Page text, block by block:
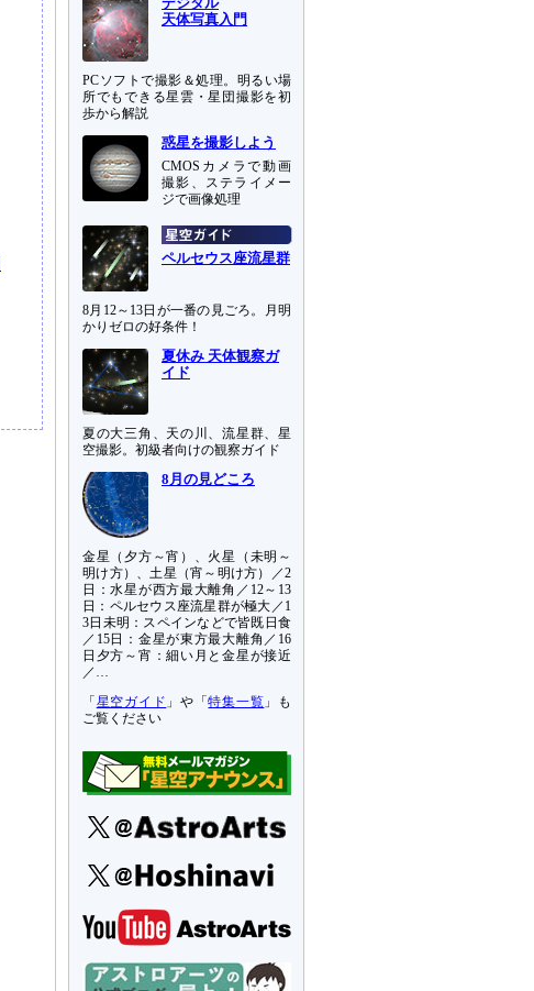
デジタル
天体写真入門
PCソフトで撮影＆処理。明るい場
所でもできる星雲・星団撮影を初
歩から解説
惑星を撮影しよう
CMOSカメラで動画
撮影、ステライメー
ジで画像処理
ペルセウス座流星群
8月12～13日が一番の見ごろ。月明
かりゼロの好条件！
夏休み 天体観察ガ
イド
夏の大三角、天の川、流星群、星
空撮影。初級者向けの観察ガイド
8月の見どころ
金星（夕方～宵）、火星（未明～
明け方）、土星（宵～明け方）／2
日：水星が西方最大離角／12～13
日：ペルセウス座流星群が極大／1
3日未明：スペインなどで皆既日食
／15日：金星が東方最大離角／16
日夕方～宵：細い月と金星が接近
／…
「 星空ガイド 」や「特集一覧 」も
ご覧ください